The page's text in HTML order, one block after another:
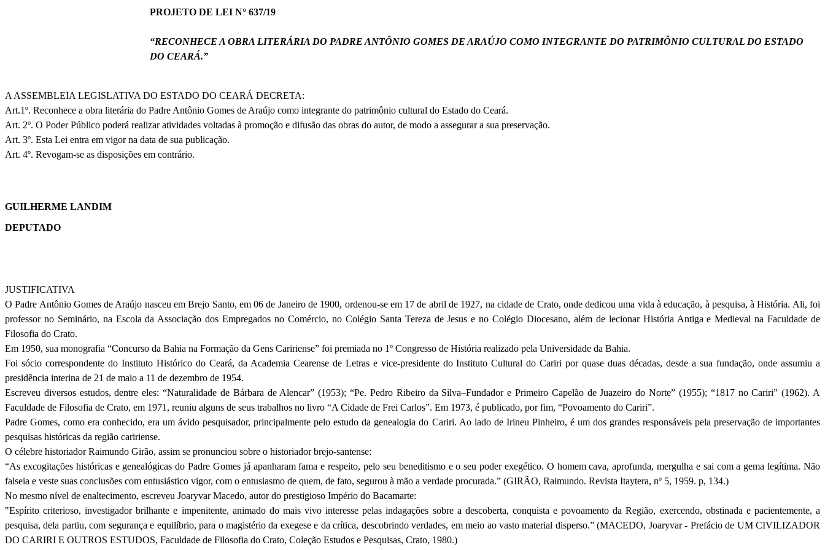
PROJETO DE LEI N° 637/19
“RECONHECE A OBRA LITERÁRIA DO PADRE ANTÔNIO GOMES DE ARAÚJO COMO INTEGRANTE DO PATRIMÔNIO CULTURAL DO ESTADO
DO CEARÁ.”
A ASSEMBLEIA LEGISLATIVA DO ESTADO DO CEARÁ DECRETA:
Art.1º. Reconhece a obra literária do Padre Antônio Gomes de Araújo como integrante do patrimônio cultural do Estado do Ceará.
Art. 2º. O Poder Público poderá realizar atividades voltadas à promoção e difusão das obras do autor, de modo a assegurar a sua preservação.
Art. 3º. Esta Lei entra em vigor na data de sua publicação.
Art. 4º. Revogam-se as disposições em contrário.
GUILHERME LANDIM
DEPUTADO
JUSTIFICATIVA
O Padre Antônio Gomes de Araújo nasceu em Brejo Santo, em 06 de Janeiro de 1900, ordenou-se em 17 de abril de 1927, na cidade de Crato, onde dedicou uma vida à educação, à pesquisa, à História. Ali, foi
professor no Seminário, na Escola da Associação dos Empregados no Comércio, no Colégio Santa Tereza de Jesus e no Colégio Diocesano, além de lecionar História Antiga e Medieval na Faculdade de
Filosofia do Crato.
Em 1950, sua monografia “Concurso da Bahia na Formação da Gens Caririense” foi premiada no 1º Congresso de História realizado pela Universidade da Bahia.
Foi sócio correspondente do Instituto Histórico do Ceará, da Academia Cearense de Letras e vice-presidente do Instituto Cultural do Cariri por quase duas décadas, desde a sua fundação, onde assumiu a
presidência interina de 21 de maio a 11 de dezembro de 1954.
Escreveu diversos estudos, dentre eles: “Naturalidade de Bárbara de Alencar” (1953); “Pe. Pedro Ribeiro da Silva–Fundadore Primeiro Capelão de Juazeiro do Norte” (1955); “1817 no Cariri” (1962). A
Faculdade de Filosofia de Crato, em 1971, reuniu alguns de seus trabalhos no livro “A Cidade de Frei Carlos”. Em 1973, é publicado, por fim, “Povoamento do Cariri”.
Padre Gomes, como era conhecido, era um ávido pesquisador, principalmente pelo estudo da genealogia do Cariri. Ao lado de Irineu Pinheiro, é um dos grandes responsáveis pela preservação de importantes
pesquisas históricas da região caririense.
O célebre historiador Raimundo Girão, assim se pronunciou sobre o historiador brejo-santense:
“As excogitaçõeshistóricas e genealógicas do Padre Gomes já apanharam fama e respeito, pelo seu beneditismoe o seu poder exegético. O homem cava, aprofunda, mergulha e sai com a gema legítima. Não
falseia e veste suas conclusões com entusiástico vigor, com o entusiasmo de quem, de fato, segurou à mão a verdade procurada.” (GIRÃO, Raimundo. Revista Itaytera, nº 5, 1959. p, 134.)
No mesmo nível de enaltecimento, escreveu JoaryvarMacedo, autor do prestigioso Império do Bacamarte:
"Espírito criterioso, investigador brilhante e impenitente, animado do mais vivo interesse pelas indagações sobre a descoberta, conquista e povoamento da Região, exercendo, obstinada e pacientemente, a
pesquisa, dela partiu, com segurança e equilíbrio, para o magistério da exegese e da crítica, descobrindo verdades, em meio ao vasto material disperso.” (MACEDO, Joaryvar- Prefácio de UM CIVILIZADOR
DO CARIRI E OUTROS ESTUDOS, Faculdade de Filosofia do Crato, Coleção Estudos e Pesquisas, Crato, 1980.)